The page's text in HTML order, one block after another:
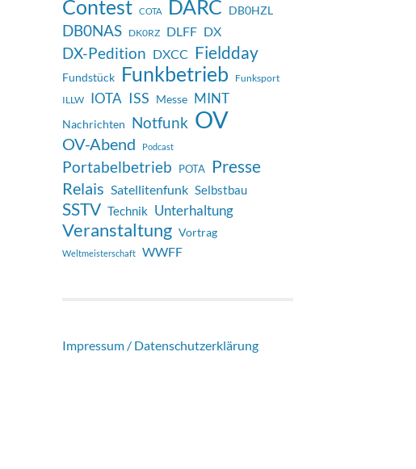
Contest COTA DARC DB0HZL
DB0NAS DK0RZ DLFF DX
DX-Pedition DXCC Fieldday
Fundstück Funkbetrieb Funksport
ILLW IOTA ISS Messe MINT
Nachrichten Notfunk OV
OV-Abend Podcast
Portabelbetrieb POTA
Presse
Relais Satellitenfunk Selbstbau
SSTV Technik Unterhaltung
Veranstaltung Vortrag
Weltmeisterschaft WWFF
Impressum / Datenschutzerklärung